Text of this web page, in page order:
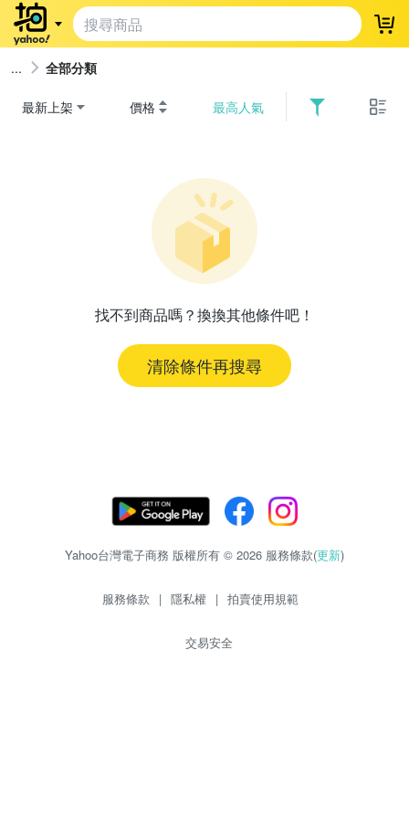
登
全部分類
最新上架 價格 最高人氣
找不到商品嗎？換換其他條件吧！
清除條件再搜尋
Yahoo台灣電子商務 版權所有 © 2026 服務條款(更新)
服務條款 | 隱私權 | 拍賣使用規範
交易安全